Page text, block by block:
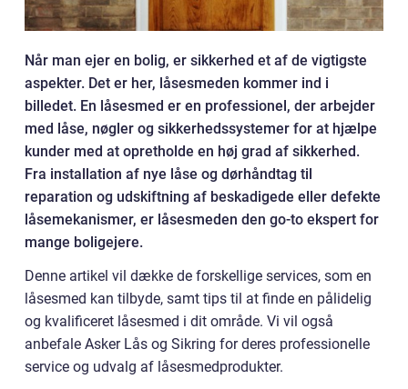
Når man ejer en bolig, er sikkerhed et af de vigtigste
aspekter. Det er her, låsesmeden kommer ind i
billedet. En låsesmed er en professionel, der arbejder
med låse, nøgler og sikkerhedssystemer for at hjælpe
kunder med at opretholde en høj grad af sikkerhed.
Fra installation af nye låse og dørhåndtag til
reparation og udskiftning af beskadigede eller defekte
låsemekanismer, er låsesmeden den go-to ekspert for
mange boligejere.
Denne artikel vil dække de forskellige services, som en
låsesmed kan tilbyde, samt tips til at finde en pålidelig
og kvalificeret låsesmed i dit område. Vi vil også
anbefale Asker Lås og Sikring for deres professionelle
service og udvalg af låsesmedprodukter.